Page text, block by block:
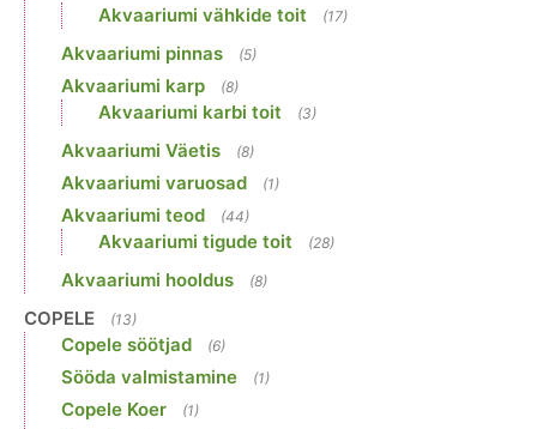
Akvaariumi vähkide toit (17)
Akvaariumi pinnas (5)
Akvaariumi karp (8)
Akvaariumi karbi toit (3)
Akvaariumi Väetis (8)
Akvaariumi varuosad (1)
Akvaariumi teod (44)
Akvaariumi tigude toit (28)
Akvaariumi hooldus (8)
COPELE (13)
Copele söötjad (6)
Sööda valmistamine (1)
Copele Koer (1)